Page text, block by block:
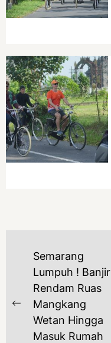
NAVIGASI
POS
Previous
post:
Semarang
Lumpuh ! Banjir
Rendam Ruas
Mangkang
Wetan Hingga
Masuk Rumah